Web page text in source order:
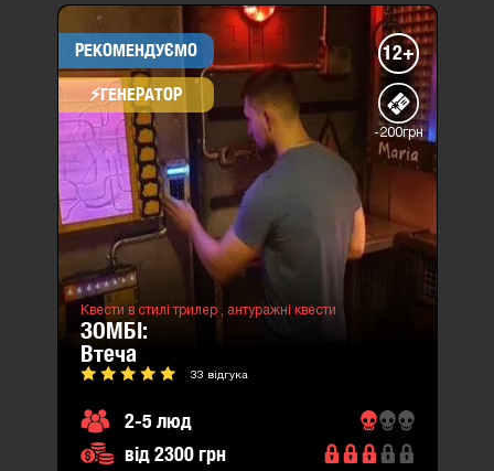
РЕКОМЕНДУЄМО
⚡​ГЕНЕРАТОР
12+
-200грн
Квести в стилі трилер , антуражні квести
ЗОМБІ:
втеча
33 відгука
2-5 люд
від 2300 грн